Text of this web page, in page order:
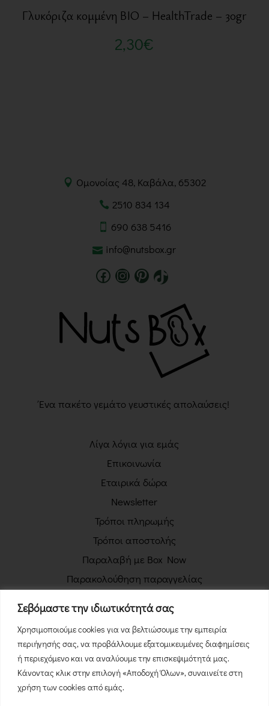
Σεβόμαστε την ιδιωτικότητά σας
Χρησιμοποιούμε cookies για να βελτιώσουμε την εμπειρία
περιήγησής σας, να προβάλλουμε εξατομικευμένες διαφημίσεις
ή περιεχόμενο και να αναλύουμε την επισκεψιμότητά μας.
Κάνοντας κλικ στην επιλογή «Αποδοχή Όλων», συναινείτε στη
χρήση των cookies από εμάς.
Γλυκόριζα κομμένη BIO – HealthTrade – 30gr
2,30€
Ομονοίας 48, Καβάλα, 65302
2510 834 134
690 638 5416
info@nutsbox.gr
Ένα πακέτο γεμάτο γευστικές απολαύσεις!
Λίγα λόγια για εμάς
Επικοινωνία
Εταιρικά δώρα
Newsletter
Τρόποι πληρωμής
Τρόποι αποστολής
Παραλαβή με Box Now
Παρακολούθηση παραγγελίας
Όροι χρήσης
Πολιτική επιστροφών
Φόρμα Υπαναχώρησης